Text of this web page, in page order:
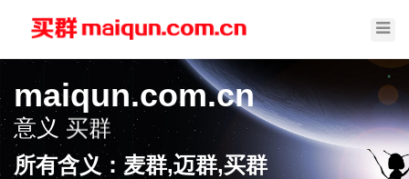
maiqun.com.cn
意义买群
所有含义：麦群,迈群,买群